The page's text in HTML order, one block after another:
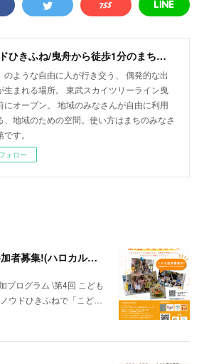
ノウドひきふね/曳舟から徒歩1分のまちリビング
のような自由に人が行き交う、 偶発的な出
生まれる場所。 東武スカイツリーライン曳
にオープン。 地域のみなさんが自由に利用
、地域のための空間。使い方はまちのみなさ
す。
フォロー
第4回 こどもカフェ 参加者募集!(ハロカルホリデー2026参加プログラム）
プログラム \第4回 こども
ウドひきふねで「こど…